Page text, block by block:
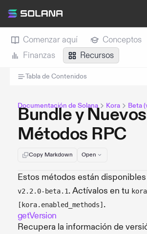
Comenzar aquí Conceptos
Finanzas
Recursos
Tabla de Contenidos
Documentación de Solana Kora Beta
Bundle y Nuevos
Métodos RPC
Copy Markdown Open
Estos métodos están
v2.2.0-beta.1. Actívalos en tu
[kora.enabled_methods] .
getVersion
Recupera la información de